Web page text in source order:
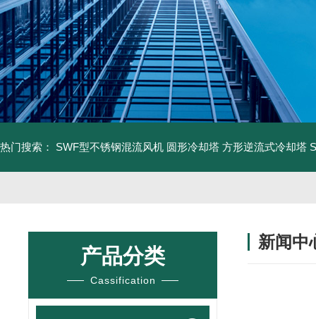
热门搜索： SWF型不锈钢混流风机 圆形冷却塔 方形逆流式冷却塔
产品分类
Cassification
新闻中